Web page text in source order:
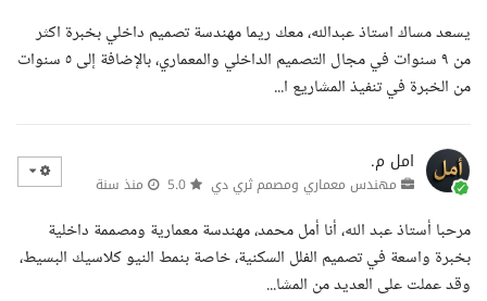
يسعد مساك استاذ عبدالله، معك ريما مهندسة تصميم داخلي بخبرة اكثر
من ٩ سنوات في مجال التصميم الداخلي والمعماري، بالإضافة إلى ٥ سنوات
من الخبرة في تنفيذ المشاريع ا...
امل م.
مهندس معماري ومصمم ثري دي منذ سنة
مرحبا أستاذ عبد الله، أنا أمل محمد، مهندسة معمارية ومصممة داخلية
بخبرة واسعة في تصميم الفلل السكنية، خاصة بنمط النيو كلاسيك البسيط،
وقد عملت على العديد من المشا...